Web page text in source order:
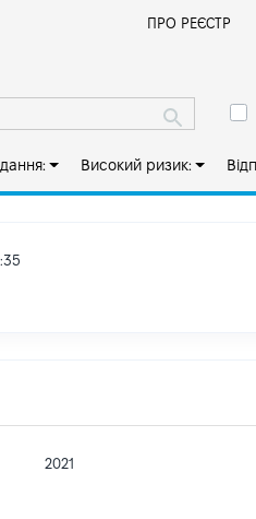
ПРО РЕЄСТР
Високий ризик:
2021